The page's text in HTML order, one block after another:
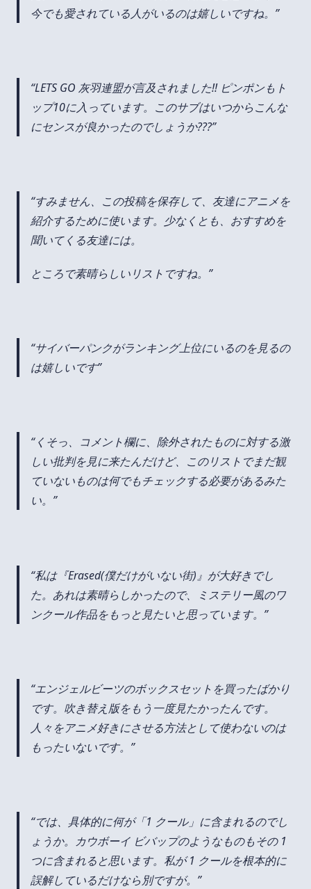
今でも愛されている人がいるのは嬉しいですね。
LETS GO 灰羽連盟が言及されました!! ピンポンもト
ップ10に入っています。このサブはいつからこんな
にセンスが良かったのでしょうか???
すみません、この投稿を保存して、友達にアニメを
紹介するために使います。少なくとも、おすすめを
聞いてくる友達には。
ところで素晴らしいリストですね。
サイバーパンクがランキング上位にいるのを見るの
は嬉しいです
くそっ、コメント欄に、除外されたものに対する激
しい批判を見に来たんだけど、このリストでまだ観
ていないものは何でもチェックする必要があるみた
い。
私は『Erased(僕だけがいない街)』が大好きでし
た。あれは素晴らしかったので、ミステリー風のワ
ンクール作品をもっと見たいと思っています。
エンジェルビーツのボックスセットを買ったばかり
です。吹き替え版をもう一度見たかったんです。
人々をアニメ好きにさせる方法として使わないのは
もったいないです。
では、具体的に何が「1 クール」に含まれるのでし
ょうか。カウボーイ ビバップのようなものもその 1
つに含まれると思います。私が 1 クールを根本的に
誤解しているだけなら別ですが。